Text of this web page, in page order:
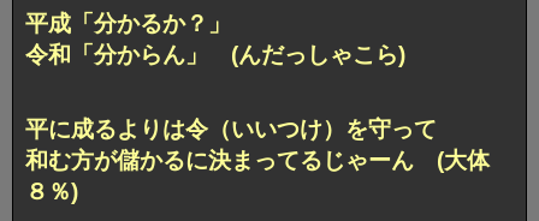
平成「分かるか？」
令和「分からん」 (んだっしゃこら)
平に成るよりは令（いいつけ）を守って
和む方が儲かるに決まってるじゃーん (大体
８％)